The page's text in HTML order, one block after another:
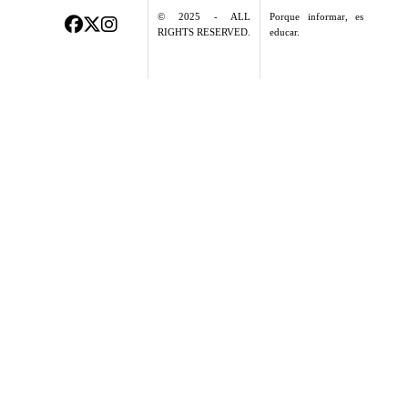
© 2025 - ALL
RIGHTS RESERVED.
Porque informar, es
educar.